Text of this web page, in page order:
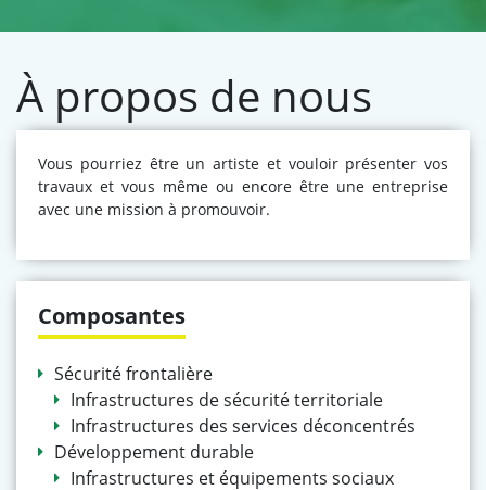
À propos de nous
Vous pourriez être un artiste et vouloir présenter vos
travaux et vous même ou encore être une entreprise
avec une mission à promouvoir.
Composantes
Sécurité frontalière
Infrastructures de sécurité territoriale
Infrastructures des services déconcentrés
Développement durable
Infrastructures et équipements sociaux